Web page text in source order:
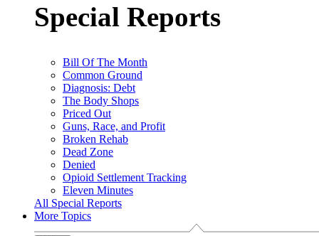
Special Reports
Bill Of The Month
Common Ground
Diagnosis: Debt
The Body Shops
Priced Out
Guns, Race, and Profit
Broken Rehab
Dead Zone
Denied
Opioid Settlement Tracking
Eleven Minutes
All Special Reports
More Topics